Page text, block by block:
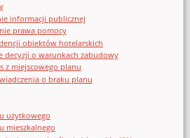
informacji publicznej
prawa pomocy
obiektów hotelarskich
decyzji o warunkach zabudowy
z miejscowego planu
o braku planu
użytkowego
mieszkalnego